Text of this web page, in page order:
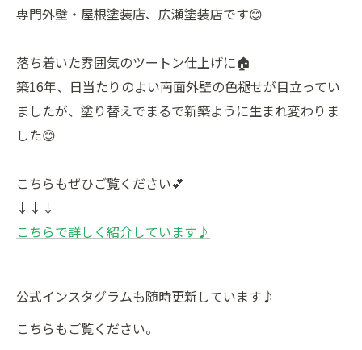
専門外壁・屋根塗装店、広瀬塗装店です😊
落ち着いた雰囲気のツートン仕上げに🏠
築16年、日当たりのよい南面外壁の色褪せが目立ってい
ましたが、塗り替えでまるで新築ように生まれ変わりま
した😊
こちらもぜひご覧ください💕
↓↓↓
こちらで詳しく紹介しています♪
公式インスタグラムも随時更新しています♪
こちらもご覧ください。